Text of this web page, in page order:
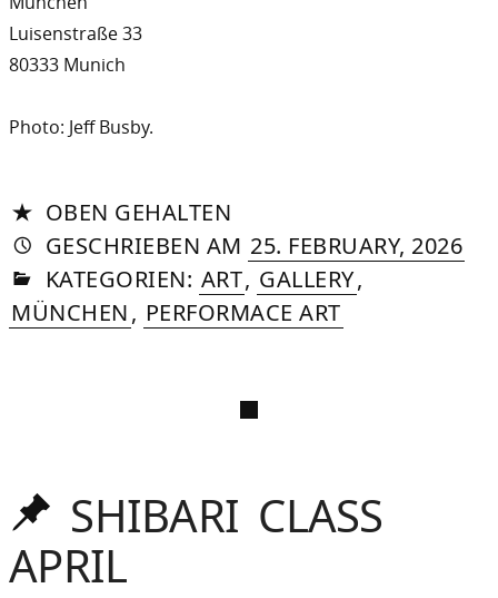
Luisenstraße 33
80333 Munich
Photo: Jeff Busby.
OBEN GEHALTEN
GESCHRIEBEN VON
AUTORIN
DASNIYA
SOMMER
AM 25. FEBRUARY, 2026»22.
IN
KATEGORIEN: ART, GALLERY,
MÜNCHEN, PERFORMACE ART
Oben
gehaltenSHIBARI CLASS
APRIL